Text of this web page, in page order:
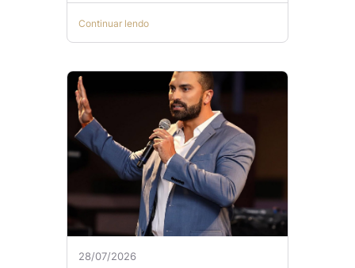
Continuar lendo
28/07/2026